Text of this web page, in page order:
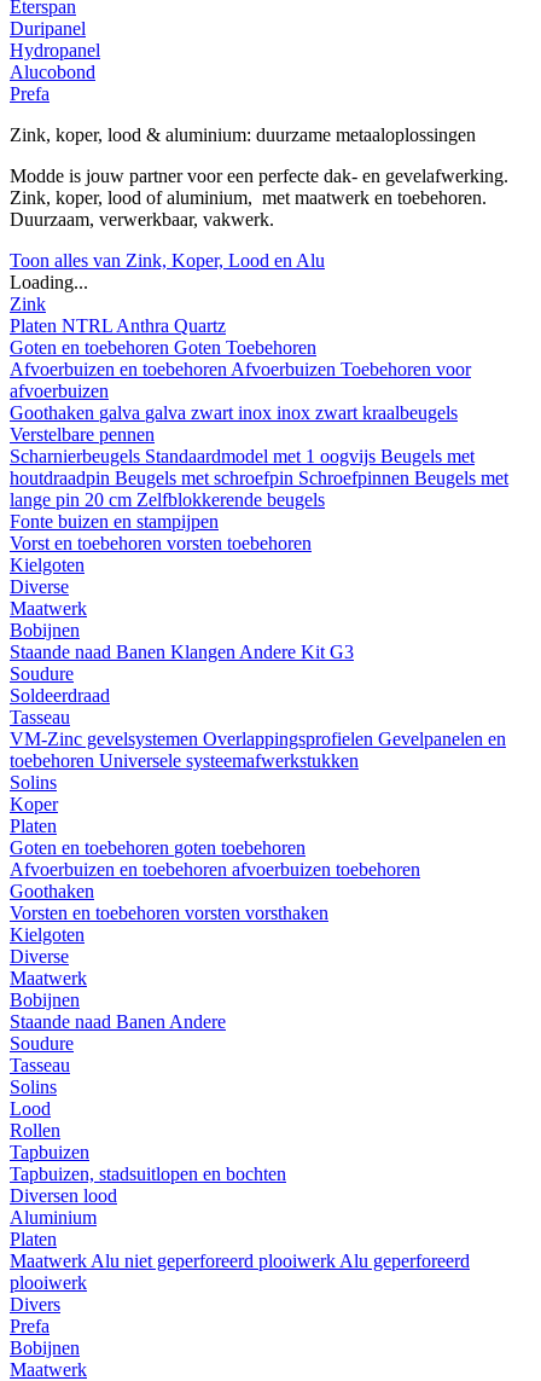
Eterspan
Duripanel
Hydropanel
Alucobond
Prefa
Zink, koper, lood & aluminium: duurzame metaaloplossingen
Modde is jouw partner voor een perfecte dak- en gevelafwerking.
Zink, koper, lood of aluminium, met maatwerk en toebehoren.
Duurzaam, verwerkbaar, vakwerk.
Toon alles van Zink, Koper, Lood en Alu
Loading...
Zink
Platen NTRL Anthra Quartz
Goten en toebehoren Goten Toebehoren
Afvoerbuizen en toebehoren Afvoerbuizen Toebehoren voor
afvoerbuizen
Goothaken galva galva zwart inox inox zwart kraalbeugels
Verstelbare pennen
Scharnierbeugels Standaardmodel met 1 oogvijs Beugels met
houtdraadpin Beugels met schroefpin Schroefpinnen Beugels met
lange pin 20 cm Zelfblokkerende beugels
Fonte buizen en stampijpen
Vorst en toebehoren vorsten toebehoren
Kielgoten
Diverse
Maatwerk
Bobijnen
Staande naad Banen Klangen Andere Kit G3
Soudure
Soldeerdraad
Tasseau
VM-Zinc gevelsystemen Overlappingsprofielen Gevelpanelen en
toebehoren Universele systeemafwerkstukken
Solins
Koper
Platen
Goten en toebehoren goten toebehoren
Afvoerbuizen en toebehoren afvoerbuizen toebehoren
Goothaken
Vorsten en toebehoren vorsten vorsthaken
Kielgoten
Diverse
Maatwerk
Bobijnen
Staande naad Banen Andere
Soudure
Tasseau
Solins
Lood
Rollen
Tapbuizen
Tapbuizen, stadsuitlopen en bochten
Diversen lood
Aluminium
Platen
Maatwerk Alu niet geperforeerd plooiwerk Alu geperforeerd
plooiwerk
Divers
Prefa
Bobijnen
Maatwerk